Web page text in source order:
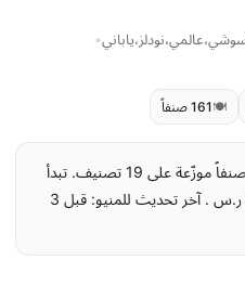
،عالمي،نودلز،ياباني•
🍽️161 صنفاً
يقدّم ماكي هاوس في الرياض 161 صنفاً موزّعة على 19 تصنيف. تبدأ
الأسعار من 2 ر.س وتصل إلى 309 ر.س . آخر تحديث للمنيو: قبل 3